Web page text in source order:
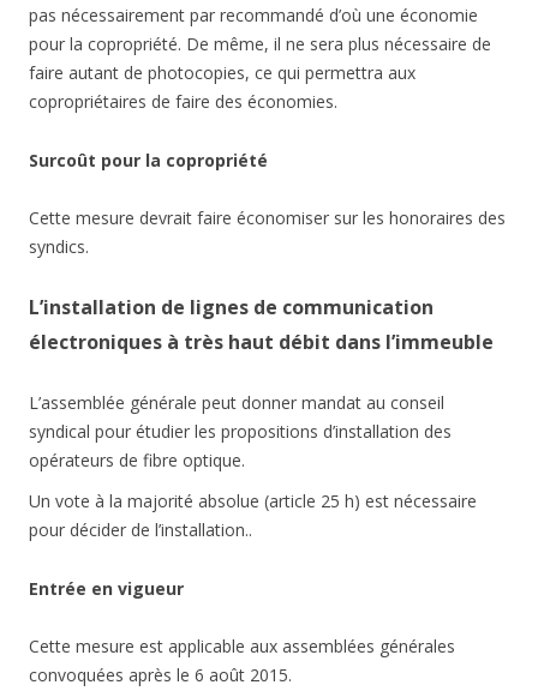
pas nécessairement par recommandé d’où une économie
pour la copropriété. De même, il ne sera plus nécessaire de
faire autant de photocopies, ce qui permettra aux
copropriétaires de faire des économies.
Surcoût pour la copropriété
Cette mesure devrait faire économiser sur les honoraires des
syndics.
L’installation de lignes de communication
électroniques à très haut débit dans l’immeuble
L’assemblée générale peut donner mandat au conseil
syndical pour étudier les propositions d’installation des
opérateurs de fibre optique.
Un vote à la majorité absolue (article 25 h) est nécessaire
pour décider de l’installation..
Entrée en vigueur
Cette mesure est applicable aux assemblées générales
convoquées après le 6 août 2015.